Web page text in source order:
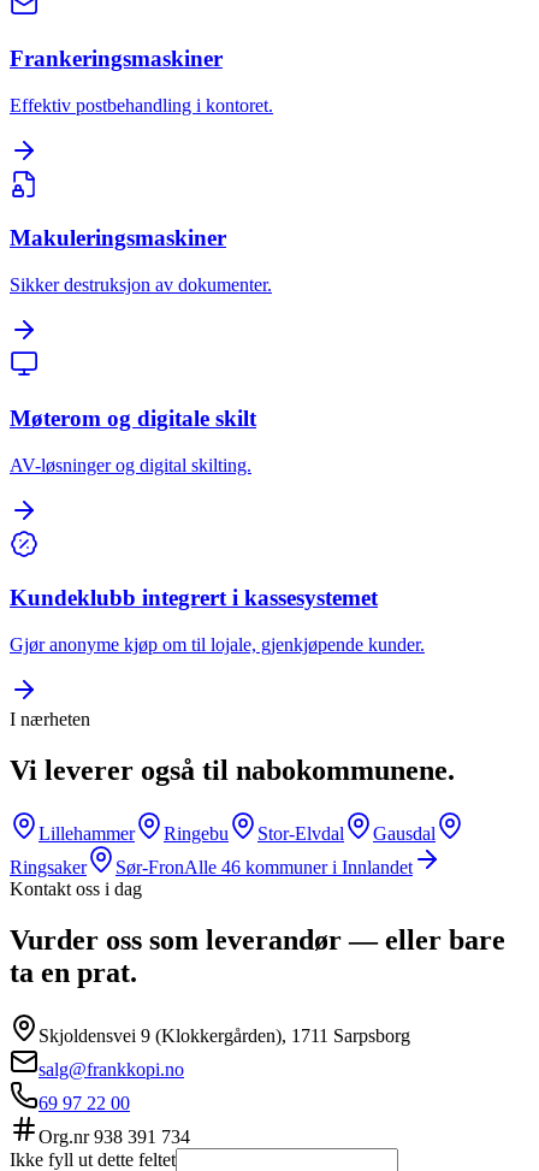
Frankeringsmaskiner
Effektiv postbehandling i kontoret.
Makuleringsmaskiner
Sikker destruksjon av dokumenter.
Møterom og digitale skilt
AV-løsninger og digital skilting.
Kundeklubb integrert i kassesystemet
Gjør anonyme kjøp om til lojale, gjenkjøpende kunder.
I nærheten
Vi leverer også til nabokommunene.
Lillehammer Ringebu Stor-Elvdal
Gausdal
Ringsaker
Sør-FronAlle 46 kommuner i Innlandet
Kontakt oss i dag
Vurder oss som leverandør — eller bare
ta en prat.
Skjoldensvei 9 (Klokkergården), 1711 Sarpsborg
salg@frankkopi.no
69 97 22 00
Org.nr938 391 734
Ikke fyll ut dette feltet